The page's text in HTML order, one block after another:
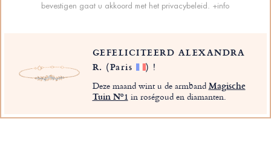
bevestigen gaat u akkoord met het privacybeleid. +info
GEFELICITEERD ALEXANDRA
R. (Paris ) !
Deze maand wint u de armbandMagische
Tuin Nº1 in roségoud en diamanten.